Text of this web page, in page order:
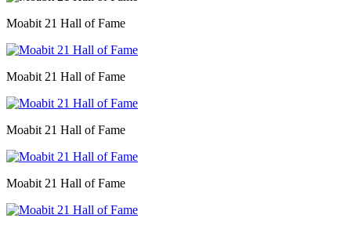
Moabit 21 Hall of Fame
Moabit 21 Hall of Fame
Moabit 21 Hall of Fame
Moabit 21 Hall of Fame